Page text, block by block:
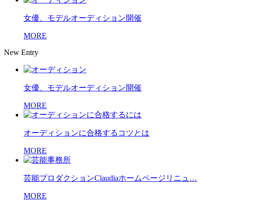
女優、モデルオーディション開催
MORE
New Entry
女優、モデルオーディション開催
MORE
オーディションに合格するコツとは
MORE
芸能プロダクションClaudiaホームページリニュ…
MORE